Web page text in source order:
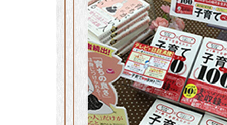
38 학원 보내기 ① ……… 학원, 잘 고르는 요령을
39 학원 보내기 ② ……… 스케줄은 여유 있게 정한
40 학원 보내기 ③ ……… 학원비 사용 계획을 세운
41 받아주기 ……… 무조건 인정해준다
42 자질 속단하지 않기 ……… 속단은 아이의 가능
43 강요하지 않기 ……… 적당한 거리감을 유지한
44 가족여행 가기 ……… 성장에 중요한 비일상적
45 작은 기쁨 느끼게 해주기 ……… 괴로움을 이겨
46 강점에 주목하기 ……… 주목하면 아이는 성장